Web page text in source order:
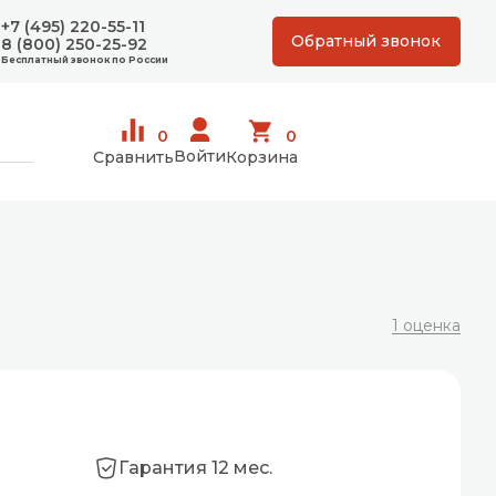
+7 (495) 220-55-11
8 (800) 250-25-92
Бесплатный звонок по России
Обратный звонок
0
СравнитьВойти
0
Корзина
1 оценка
Гарантия 12 мес.